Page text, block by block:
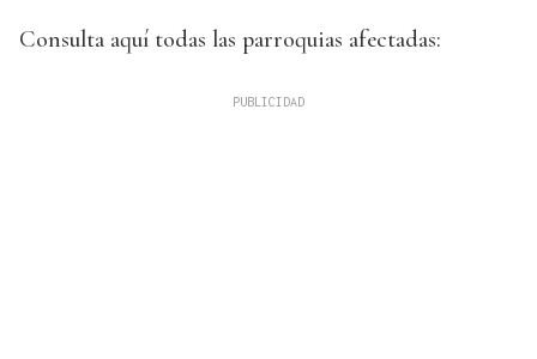
Consulta aquí todas las parroquias afectadas: